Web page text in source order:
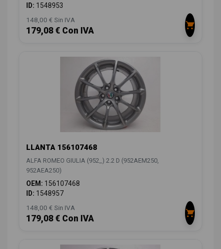
ID: 1548953
148,00 € Sin IVA
179,08 € Con IVA
LLANTA 156107468
ALFA ROMEO GIULIA (952_) 2.2 D (952AEM250,
952AEA250)
OEM: 156107468
ID: 1548957
148,00 € Sin IVA
179,08 € Con IVA